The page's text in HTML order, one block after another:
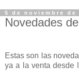
5 de noviembre de
Novedades
Estas son las
ya a la venta desde